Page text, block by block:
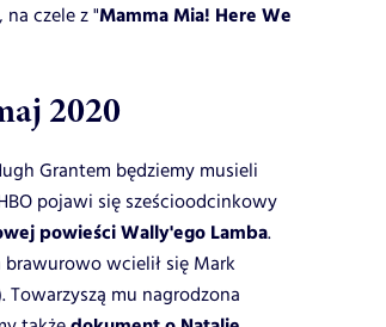
czele z "Mamma Mia! Here We
2020
Grantem będziemy musieli
pojawi się sześcioodcinkowy
powieści Wally'ego Lamba.
wcielił się Mark
Towarzyszą mu nagrodzona